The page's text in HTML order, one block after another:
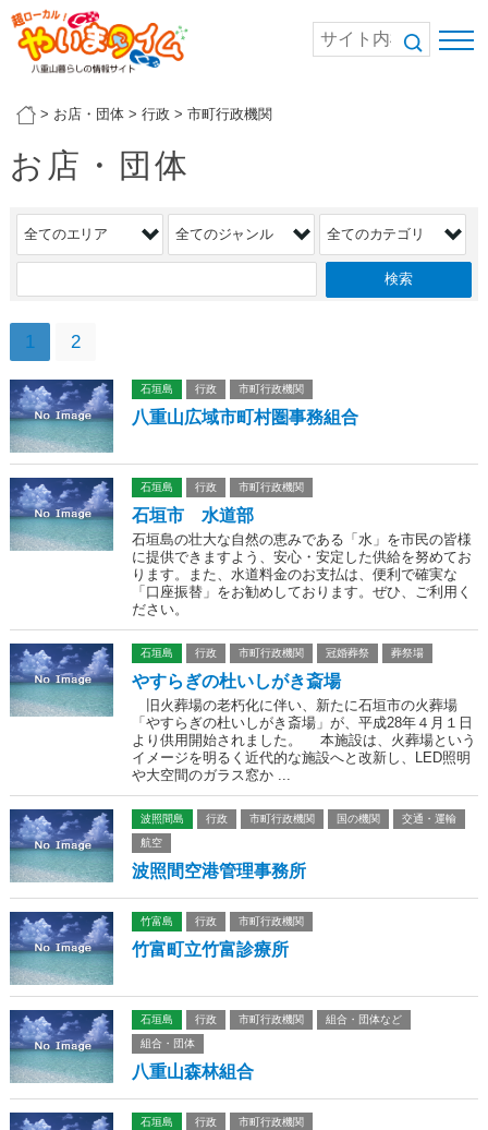
> お店・団体> 行政 > 市町行政機関
お店・団体
1 2
石垣島 行政 市町行政機関
八重山広域市町村圏事務組合
石垣島 行政 市町行政機関
石垣市 水道部
石垣島の壮大な自然の恵みである「水」を市民の皆様
に提供できますよう、安心・安定した供給を努めてお
ります。また、水道料金のお支払は、便利で確実な
「口座振替」をお勧めしております。ぜひ、ご利用く
ださい。
石垣島 行政 市町行政機関 冠婚葬祭 葬祭場
やすらぎの杜いしがき斎場
旧火葬場の老朽化に伴い、新たに石垣市の火葬場
「やすらぎの杜いしがき斎場」が、平成28年４月１日
より供用開始されました。 本施設は、火葬場という
イメージを明るく近代的な施設へと改新し、LED照明
や大空間のガラス窓か ...
波照間島 行政 市町行政機関 国の機関
交通・運輸
航空
波照間空港管理事務所
竹富島 行政 市町行政機関
竹富町立竹富診療所
石垣島 行政 市町行政機関
組合・団体など
組合・団体
八重山森林組合
石垣島 行政 市町行政機関